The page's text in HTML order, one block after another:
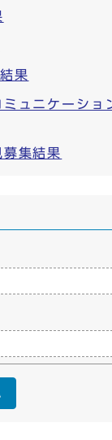
果
ュニケーシ
集結果